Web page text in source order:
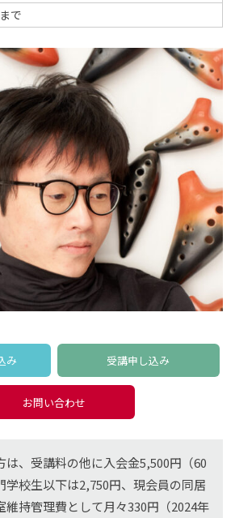
で
み 受講申し込み
お問い合わせ
は、受講料の他に入会金5,500円（60
学校生以下は2,750円、現会員の同居
維持管理費として月々330円（2024年